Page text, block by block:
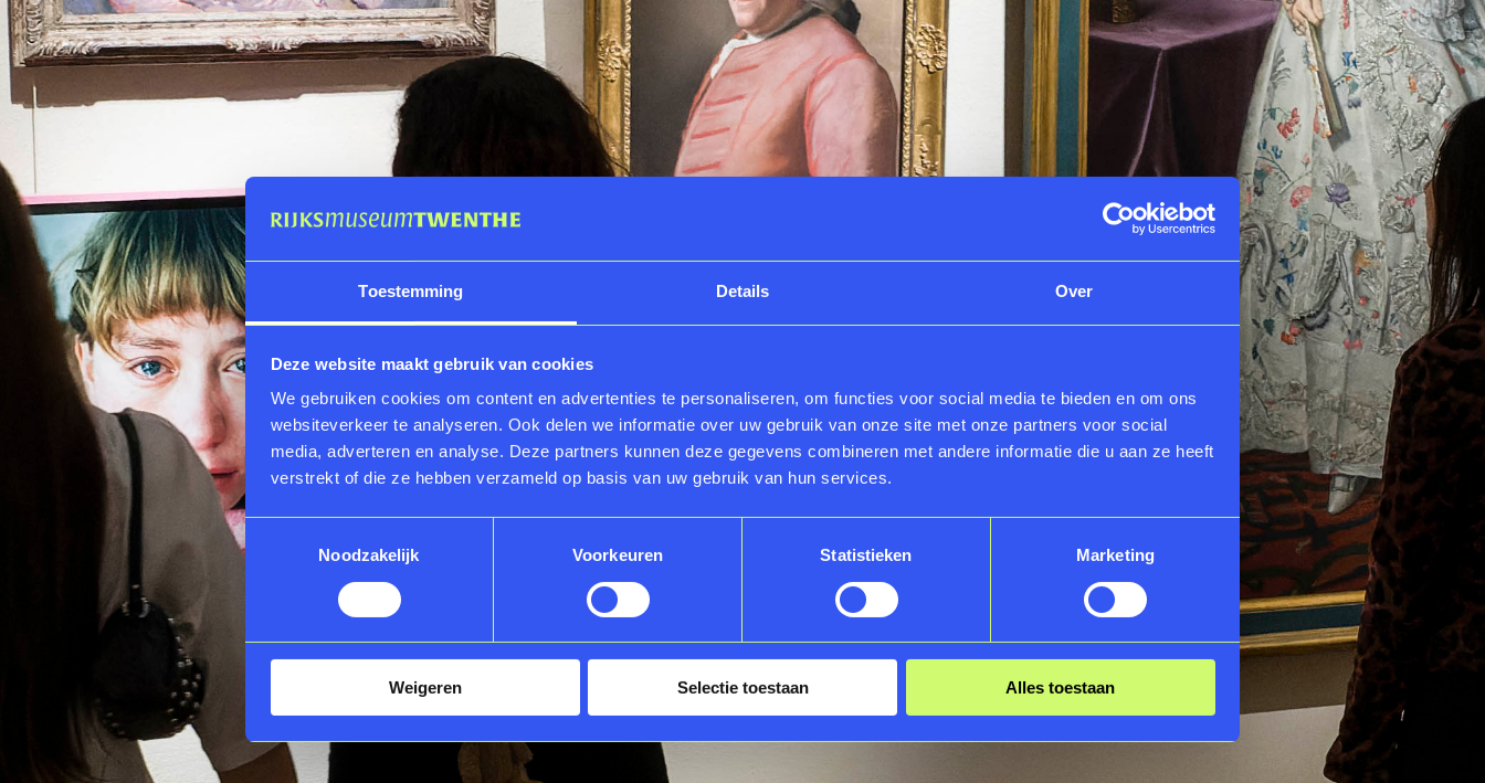
Toestemming Details Over
Deze website maakt gebruik van cookies
We gebruiken cookies om content en advertenties te personaliseren, om functies voor social media te bieden en om ons
websiteverkeer te analyseren. Ook delen we informatie over uw gebruik van onze site met onze partners voor social
media, adverteren en analyse. Deze partners kunnen deze gegevens combineren met andere informatie die u aan ze heeft
verstrekt of die ze hebben verzameld op basis van uw gebruik van hun services.
Toestemmingsselectie
Noodzakelijk
Voorkeuren Statistieken Marketing
Weigeren Selectie toestaan Alles toestaan